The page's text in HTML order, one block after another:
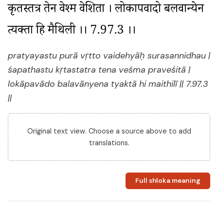
कृतस्तत्र तेन वेश्म प्रवेशिता । लोकापवादो बलवान्येन
त्यक्ता हि मैथिली ।। 7.97.3 ।।
pratyayastu purā vṛtto vaidehyāḥ surasannidhau |
śapathastu kṛtastatra tena veśma praveśitā |
lokāpavādo balavānyena tyaktā hi maithilī || 7.97.3
||
Original text view. Choose a source above to add
translations.
Full shloka meaning